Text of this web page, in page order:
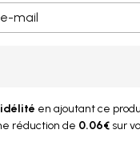
en ajoutant ce
réduction de 0.06€ sur